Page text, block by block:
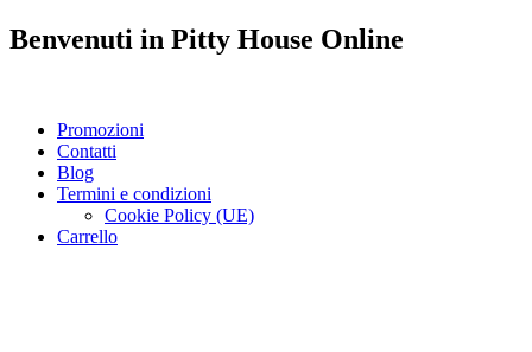
Benvenuti in Pitty House Online
Promozioni
Contatti
Blog
Termini e condizioni
Cookie Policy (UE)
Carrello